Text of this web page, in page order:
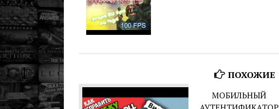
ПОХОЖИЕ
МОБИЛЬНЫЙ